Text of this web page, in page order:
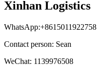
Xinhan Logistics
WhatsApp:+8615011922758
Contact person: Sean
WeChat: 1139976508